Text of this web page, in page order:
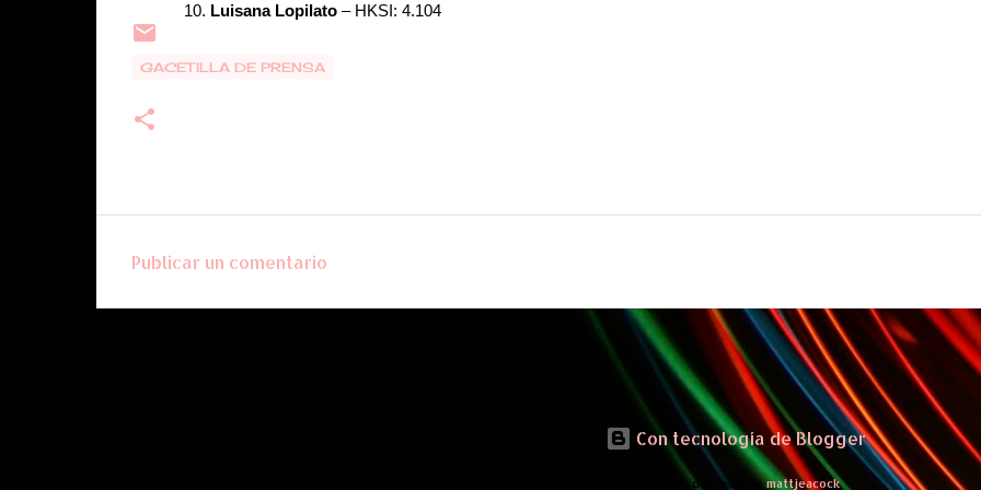
10. Luisana Lopilato – HKSI: 4.104
GACETILLA DE PRENSA
o
Publicar un comentario
Con tecnología de Blogger
Imágenes del tema demattjeacock